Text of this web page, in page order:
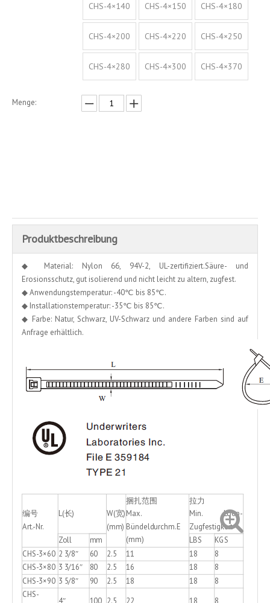
CHS-4×140 CHS-4×150 CHS-4×180
CHS-4×200 CHS-4×220 CHS-4×250
CHS-4×280 CHS-4×300 CHS-4×370
Menge:
Produktbeschreibung
◆ Material: Nylon 66, 94V-2, UL-zertifiziert.Säure- und
Erosionsschutz, gut isolierend und nicht leicht zu altern, zugfest.
◆ Anwendungstemperatur: -40℃ bis 85℃.
◆ Installationstemperatur: -35℃ bis 85℃.
◆ Farbe: Natur, Schwarz, UV-Schwarz und andere Farben sind auf
Anfrage erhältlich.
编号
Art.-Nr.
L(长)
W(宽)
(mm)
捆扎范围
Max.
Bündeldurchm.E
(mm)
拉力
Min. Loop-
Zugfestigkeit
Zoll mm LBS KGS
CHS-3×60 2 3/8″ 60 2.5 11 18
8
CHS-3×80 3 3/16″ 80 2.5 16 18
8
CHS-3×90 3 5/8″ 90 2.5 18 18 8
CHS-